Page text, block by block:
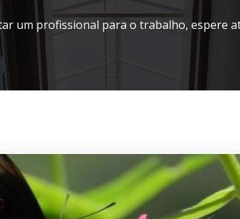
um profissional para o trabalho, espere